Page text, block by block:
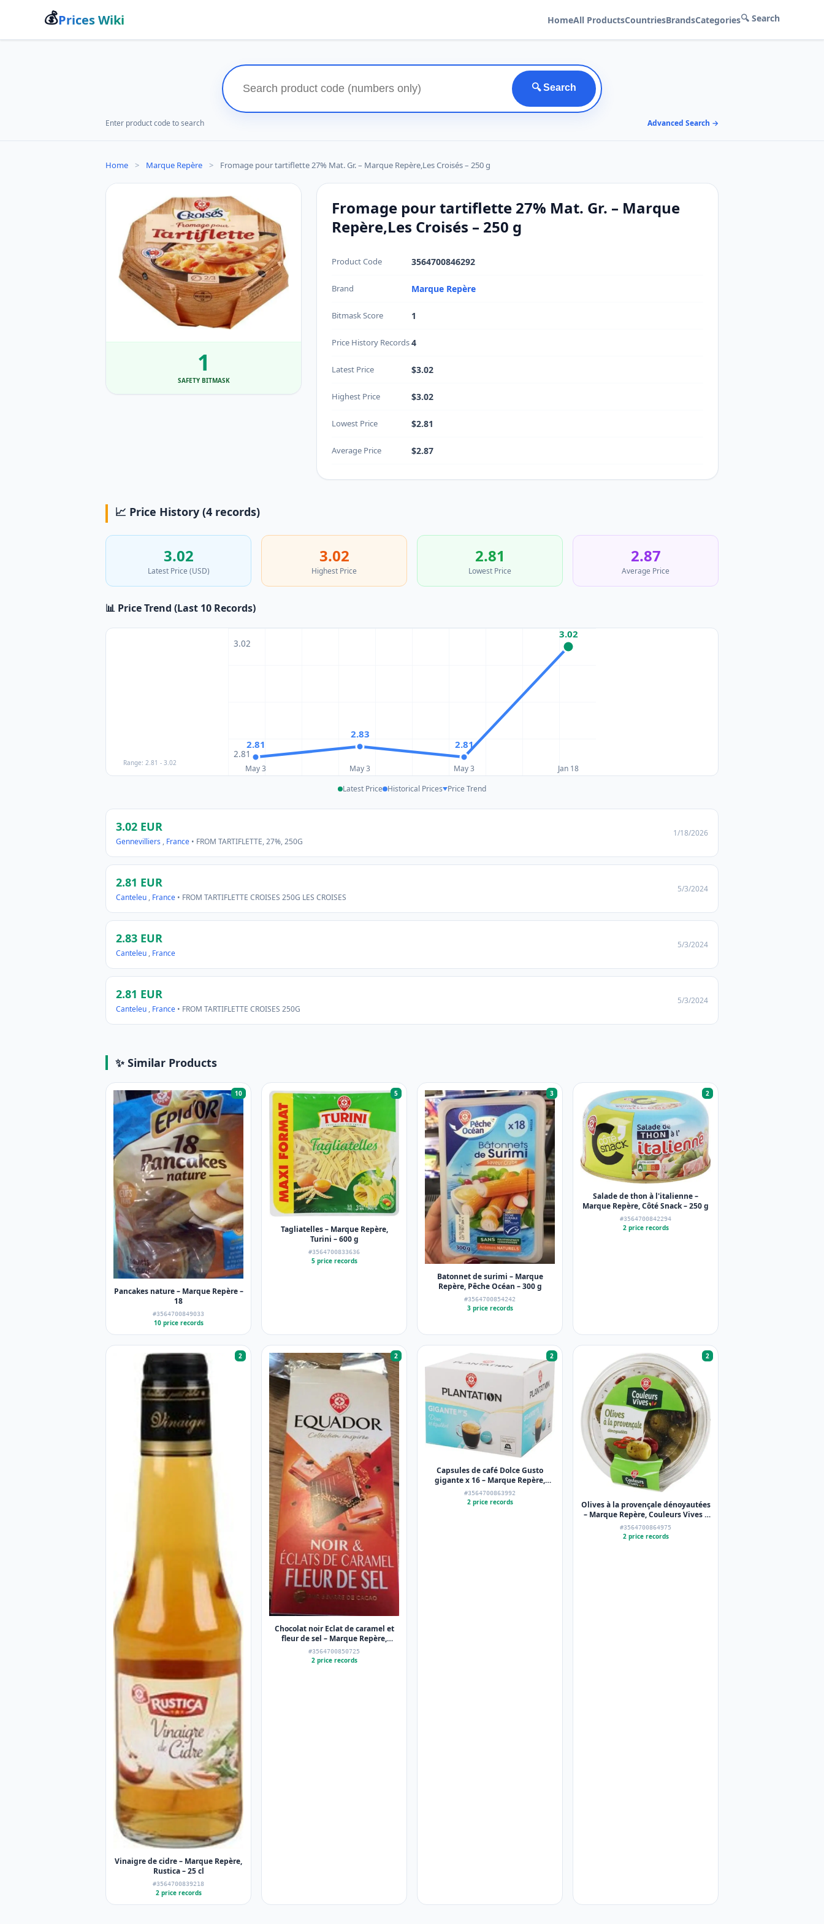
💰Prices Wiki HomeAll ProductsCountriesBrandsCategories🔍 Search
🔍 Search
Enter product code to search Advanced Search →
Home > Marque Repère > Fromage pour tartiflette 27% Mat. Gr. – Marque Repère,Les Croisés – 250 g
1
SAFETY BITMASK
Fromage pour tartiflette 27% Mat. Gr. – Marque
Repère,Les Croisés – 250 g
Product Code 3564700846292
Brand Marque Repère
Bitmask Score 1
Price History Records4
Latest Price $3.02
Highest Price $3.02
Lowest Price $2.81
Average Price $2.87
📈 Price History (4 records)
3.02
Latest Price (USD)
3.02
Highest Price
2.81
Lowest Price
2.87
Average Price
📊 Price Trend (Last 10 Records)
2.81
2.83
2.81
3.02
3.02
2.81
May 3 May 3 May 3 Jan 18
Range: 2.81 - 3.02
Latest Price Historical Prices Price Trend
3.02 EUR
Gennevilliers , France • FROM TARTIFLETTE, 27%, 250G
1/18/2026
2.81 EUR
Canteleu , France • FROM TARTIFLETTE CROISES 250G LES CROISES
5/3/2024
2.83 EUR
Canteleu , France
5/3/2024
2.81 EUR
Canteleu , France • FROM TARTIFLETTE CROISES 250G
5/3/2024
✨ Similar Products
10
Pancakes nature – Marque Repère –
18
#3564700849033
10 price records
5
Tagliatelles – Marque Repère,
Turini – 600 g
#3564700833636
5 price records
3
Batonnet de surimi – Marque
Repère, Pêche Océan – 300 g
#3564700854242
3 price records
2
Salade de thon à l'italienne –
Marque Repère, Côté Snack – 250 g
#3564700842294
2 price records
2
Vinaigre de cidre – Marque Repère,
Rustica – 25 cl
#3564700839218
2 price records
2
Chocolat noir Eclat de caramel et
fleur de sel – Marque Repère,
Equador – 100 g
#3564700850725
2 price records
2
Capsules de café Dolce Gusto
gigante x 16 – Marque Repère,
Plantation – 112 g
#3564700863992
2 price records
2
Olives à la provençale dénoyautées
– Marque Repère, Couleurs Vives –
150 g
#3564700864975
2 price records